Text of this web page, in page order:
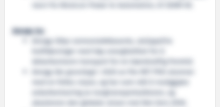
Amogy Inc
Amogy tilbyr ammoniakkbaserte, utslippsfrie
kraftløsninger med høy energitetthet for å
Amogy ble grunnlagt i 2020 av fire MIT PhD-alumner
med en felles visjon, og har som mål å muliggjøre
avkarbonisering av tungtransportsektoren, og